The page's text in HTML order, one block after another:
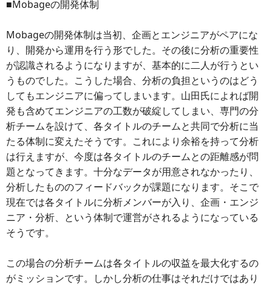
■Mobageの開発体制
Mobageの開発体制は当初、企画とエンジニアがペアにな
り、開発から運用を行う形でした。その後に分析の重要性
が認識されるようになりますが、基本的に二人が行うとい
うものでした。こうした場合、分析の負担というのはどう
してもエンジニアに偏ってしまいます。山田氏によれば開
発も含めてエンジニアの工数が破綻してしまい、専門の分
析チームを設けて、各タイトルのチームと共同で分析に当
たる体制に変えたそうです。これにより余裕を持って分析
は行えますが、今度は各タイトルのチームとの距離感が問
題となってきます。十分なデータが用意されなかったり、
分析したもののフィードバックが課題になります。そこで
現在では各タイトルに分析メンバーが入り、企画・エンジ
ニア・分析、という体制で運営がされるようになっている
そうです。
この場合の分析チームは各タイトルの収益を最大化するの
がミッションです。しかし分析の仕事はそれだけではあり